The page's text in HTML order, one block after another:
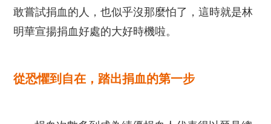
敢嘗試捐血的人，也似乎沒那麼怕了，這時就是林
明華宣揚捐血好處的大好時機啦。
從恐懼到自在，踏出捐血的第一步